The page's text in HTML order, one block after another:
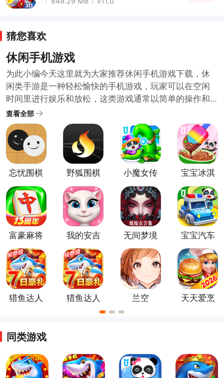
猜您喜欢
休闲手机游戏
为此小编今天这里就为大家推荐休闲手机游戏下载，休
闲类手游是一种轻松愉快的手机游戏，玩家可以在空闲
时间里进行娱乐和放松，这类游戏通常以简单的操作和
可爱的图形设计为特点，让玩家能够轻松上手并享受游
戏过程，例如，一些经典的休闲类手游包括消除类游
戏、跳跃类游戏、解谜类游戏等，无需太多思考或投入
精力，休闲类手游可以帮助玩家放松身心，缓解压力。
感兴趣的臭宝宝们可以来下载一款试一试哦~
查看全部
忘忧围棋 野狐围棋
小魔女传
奇游戏
宝宝冰淇
淋工厂官
方正版
富豪麻将
官方版
我的安吉
拉
无间梦境
宝宝汽车
城市官方
正版
猎鱼达人
猎鱼达人
九游版官
兰空
天天爱烹
同类游戏